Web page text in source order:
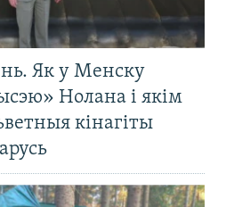
Як у Менску
Нолана і якім
кінагіты